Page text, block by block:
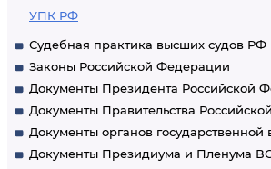
УПК РФ
Судебная практика высших судов РФ
Законы Российской Федерации
Документы Президента Российской
Документы Правительства
Документы органов государственной
Документы Президиума и Пленума